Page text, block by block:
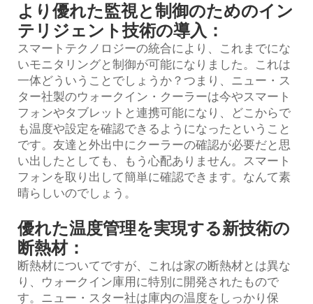
より優れた監視と制御のためのイン
テリジェント技術の導入：
スマートテクノロジーの統合により、これまでにな
いモニタリングと制御が可能になりました。これは
一体どういうことでしょうか？つまり、ニュー・ス
ター社製のウォークイン・クーラーは今やスマート
フォンやタブレットと連携可能になり、どこからで
も温度や設定を確認できるようになったということ
です。友達と外出中にクーラーの確認が必要だと思
い出したとしても、もう心配ありません。スマート
フォンを取り出して簡単に確認できます。なんて素
晴らしいのでしょう。
優れた温度管理を実現する新技術の
断熱材：
断熱材についてですが、これは家の断熱材とは異な
り、ウォークイン庫用に特別に開発されたもので
す。ニュー・スター社は庫内の温度をしっかり保